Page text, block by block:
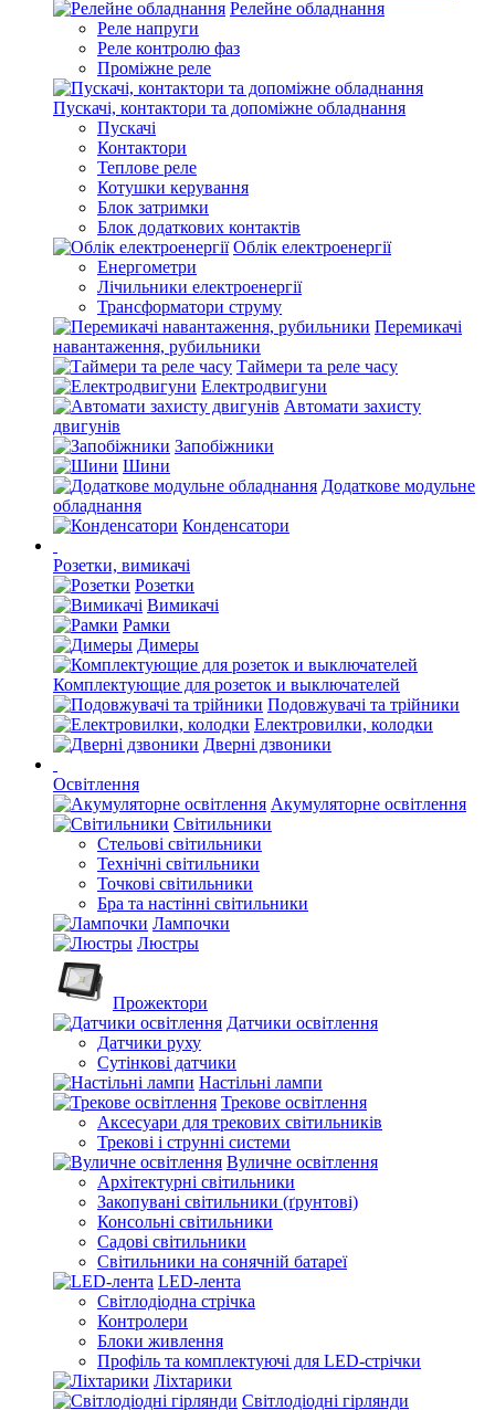
Релейне обладнання
Реле напруги
Реле контролю фаз
Проміжне реле
Пускачі, контактори та допоміжне обладнання
Пускачі
Контактори
Теплове реле
Котушки керування
Блок затримки
Блок додаткових контактів
Облік електроенергії
Енергометри
Лічильники електроенергії
Трансформатори струму
Перемикачі
навантаження, рубильники
Таймери та реле часу
Електродвигуни
Автомати захисту
двигунів
Запобіжники
Шини
Додаткове модульне
обладнання
Конденсатори
Розетки, вимикачі
Розетки
Вимикачі
Рамки
Димеры
Комплектующие для розеток и выключателей
Подовжувачі та трійники
Електровилки, колодки
Дверні дзвоники
Освітлення
Акумуляторне освітлення
Світильники
Стельові світильники
Технічні світильники
Точкові світильники
Бра та настінні світильники
Лампочки
Люстры
Прожектори
Датчики освітлення
Датчики руху
Сутінкові датчики
Настільні лампи
Трекове освітлення
Аксесуари для трекових світильників
Трекові і струнні системи
Вуличне освітлення
Архітектурні світильники
Закопувані світильники (ґрунтові)
Консольні світильники
Садові світильники
Світильники на сонячній батареї
LED-лента
Світлодіодна стрічка
Контролери
Блоки живлення
Профіль та комплектуючі для LED-стрічки
Ліхтарики
Світлодіодні гірлянди